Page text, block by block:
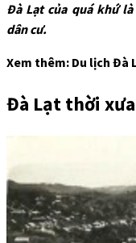
Đà Lạt của quá khứ
dân cư.
Xem thêm: Du lịch Đà
Đà Lạt thời